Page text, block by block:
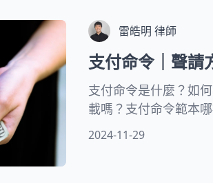
雷皓明 律師
支付命令｜聲請
支付命令是什麼？如
載嗎？支付命令範本
異議需要什麼理由？
2024-11-29